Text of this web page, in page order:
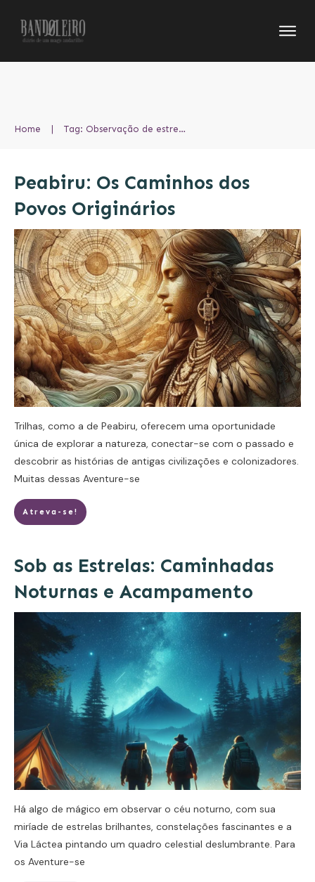
Home | Tag: Observação de estrelas e astronomia ao ar livre
Peabiru: Os Caminhos dos
Povos Originários
Trilhas, como a de Peabiru, oferecem uma oportunidade
única de explorar a natureza, conectar-se com o passado e
descobrir as histórias de antigas civilizações e colonizadores.
Muitas dessas Aventure-se
Atreva-se!
Sob as Estrelas: Caminhadas
Noturnas e Acampamento
Há algo de mágico em observar o céu noturno, com sua
miríade de estrelas brilhantes, constelações fascinantes e a
Via Láctea pintando um quadro celestial deslumbrante. Para
os Aventure-se